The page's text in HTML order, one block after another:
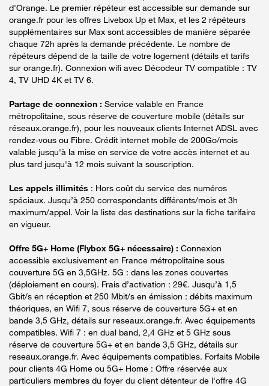
d'Orange. Le premier répéteur est accessible sur demande sur
orange.fr pour les offres Livebox Up et Max, et les 2 répéteurs
supplémentaires sur Max sont accessibles de manière séparée
chaque 72h après la demande précédente. Le nombre de
répéteurs dépend de la taille de votre logement (détails et tarifs
sur orange.fr). Connexion wifi avec Décodeur TV compatible : TV
4, TV UHD 4K et TV 6.
Partage de connexion : Service valable en France
métropolitaine, sous réserve de couverture mobile (détails sur
réseaux.orange.fr), pour les nouveaux clients Internet ADSL avec
rendez-vous ou Fibre. Crédit internet mobile de 200Go/mois
valable jusqu'à la mise en service de votre accès internet et au
plus tard jusqu'à 12 mois suivant la souscription.
Les appels illimités : Hors coût du service des numéros
spéciaux. Jusqu’à 250 correspondants différents/mois et 3h
maximum/appel. Voir la liste des destinations sur la fiche tarifaire
en vigueur.
Offre 5G+ Home (Flybox 5G+ nécessaire) : Connexion
accessible exclusivement en France métropolitaine sous
couverture 5G en 3,5GHz. 5G : dans les zones couvertes
(déploiement en cours). Frais d’activation : 29€. Jusqu’à 1,5
Gbit/s en réception et 250 Mbit/s en émission : débits maximum
théoriques, en Wifi 7, sous réserve de couverture 5G+ et en
bande 3,5 GHz, détails sur reseaux.orange.fr. Avec équipements
compatibles. Wifi 7 : en dual band, 2,4 GHz et 5 GHz sous
réserve de couverture 5G+ et en bande 3,5 GHz, détails sur
reseaux.orange.fr. Avec équipements compatibles. Forfaits Mobile
pour clients 4G Home ou 5G+ Home : Offre réservée aux
particuliers membres du foyer du client détenteur de l'offre 4G